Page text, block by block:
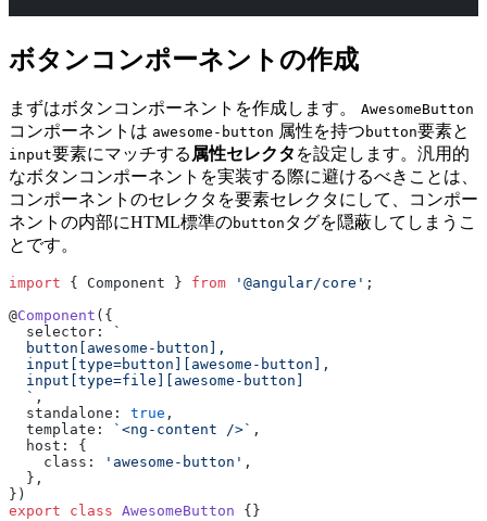
ボタンコンポーネントの作成
まずはボタンコンポーネントを作成します。 AwesomeButton
コンポーネントは awesome-button 属性を持つ button要素と
input要素にマッチする属性セレクタ を設定します。汎用的
なボタンコンポーネントを実装する際に避けるべきことは、
コンポーネントのセレクタを要素セレクタにして、コンポー
ネントの内部にHTML標準のbutton タグを隠蔽してしまうこ
とです。
import { Component } from '@angular/core' ;
@Component ({
  selector:
`
  button[awesome-button],
  input[type=button][awesome-button],
  input[type=file][awesome-button]
  `
,
  standalone:
true ,
  template:
`<ng-content />` ,
  host: {
    class:
'awesome-button' ,
  },
})
export class AwesomeButton {}